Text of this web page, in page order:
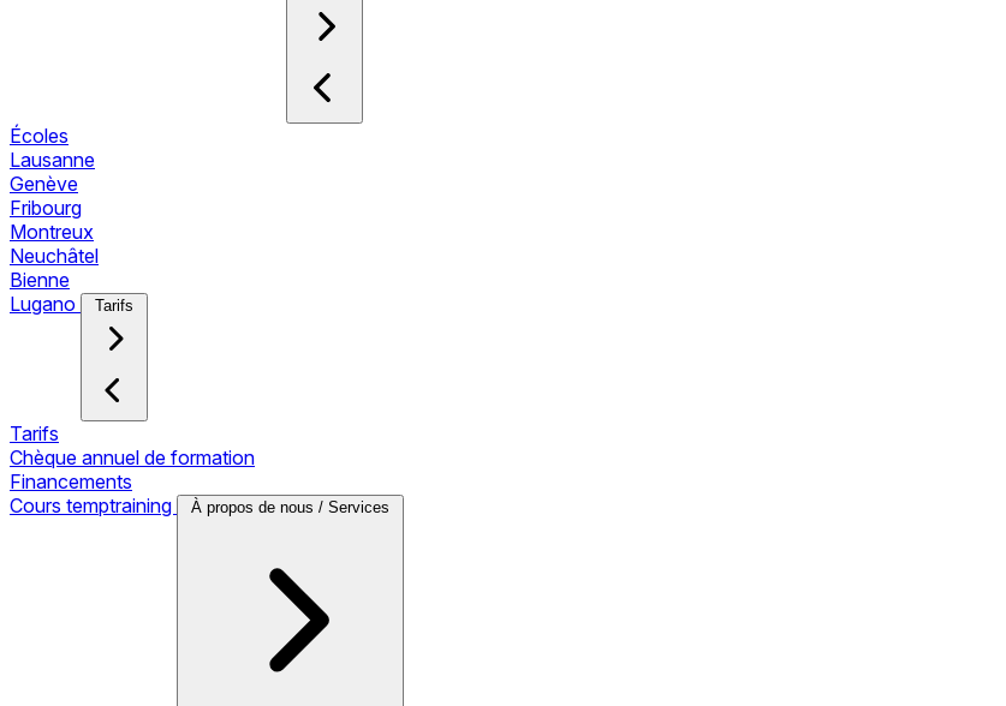
Écoles
Lausanne
Genève
Fribourg
Montreux
Neuchâtel
Bienne
Lugano
Tarifs
Tarifs
Chèque annuel de formation
Financements
Cours temptraining
À propos de nous / Services